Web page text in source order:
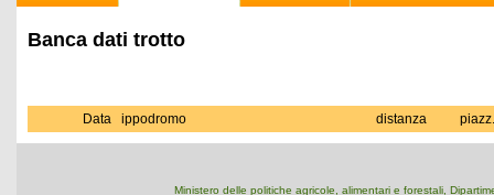
Banca dati trotto
Data ippodromo distanza piazz.
Ministero delle politiche agricole, alimentari e forestali,